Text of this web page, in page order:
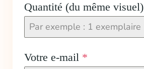
Quantité (du même visuel)
Votre e-mail *